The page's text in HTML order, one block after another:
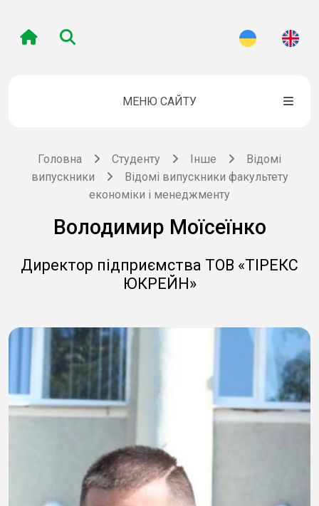
МЕНЮ САЙТУ
Головна Студенту Інше
Відомі
випускники
Відомі випускники факультету
економіки і менеджменту
Володимир Моїсеїнко
Директор підприємства ТОВ «ТІРЕКС
ЮКРЕЙН»